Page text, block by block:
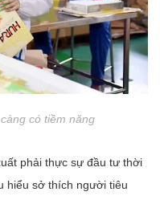
có tiềm năng
phải thực sự đầu tư thời
hiểu sở thích người tiêu